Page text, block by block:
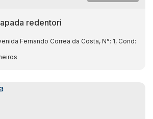
redentori
Fernando Correa da Costa, N°: 1, Cond: